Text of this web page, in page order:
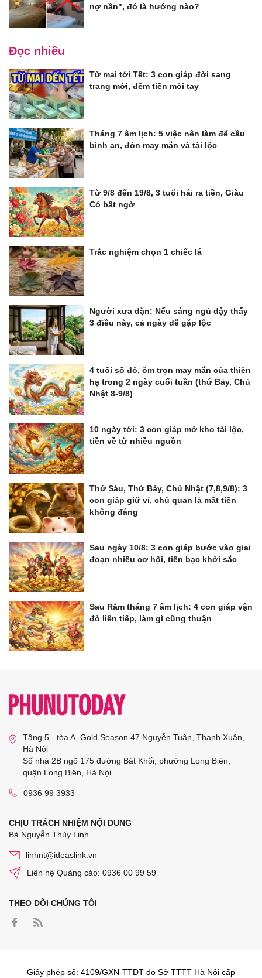
nợ nần", đó là hướng nào?
Đọc nhiều
Từ mai tới Tết: 3 con giáp đời sang
trang mới, đếm tiền mỏi tay
Tháng 7 âm lịch: 5 việc nên làm để cầu
bình an, đón may mắn và tài lộc
Từ 9/8 đến 19/8, 3 tuổi hái ra tiền, Giàu
Có bất ngờ
Trắc nghiệm chọn 1 chiếc lá
Người xưa dặn: Nếu sáng ngủ dậy thấy
3 điều này, cả ngày dễ gặp lộc
4 tuổi số đỏ, ôm trọn may mắn của thiên
hạ trong 2 ngày cuối tuần (thứ Bảy, Chủ
Nhật 8-9/8)
10 ngày tới: 3 con giáp mở kho tài lộc,
tiền về từ nhiều nguồn
Thứ Sáu, Thứ Bảy, Chủ Nhật (7,8,9/8): 3
con giáp giữ ví, chủ quan là mất tiền
không đáng
Sau ngày 10/8: 3 con giáp bước vào giai
đoạn nhiều cơ hội, tiền bạc khởi sắc
Sau Rằm tháng 7 âm lịch: 4 con giáp vận
đỏ liên tiếp, làm gì cũng thuận
Tầng 5 - tòa A, Gold Season 47 Nguyễn Tuân, Thanh Xuân,
Hà Nội
Số nhà 2B ngõ 175 đường Bát Khối, phường Long Biên,
quận Long Biên, Hà Nội
0936 99 3933
CHỊU TRÁCH NHIỆM NỘI DUNG
Bà Nguyễn Thùy Linh
linhnt@ideaslink.vn
Liên hệ Quảng cáo: 0936 00 99 59
THEO DÕI CHÚNG TÔI
Giấy phép số: 4109/GXN-TTĐT do Sở TTTT Hà Nội cấp